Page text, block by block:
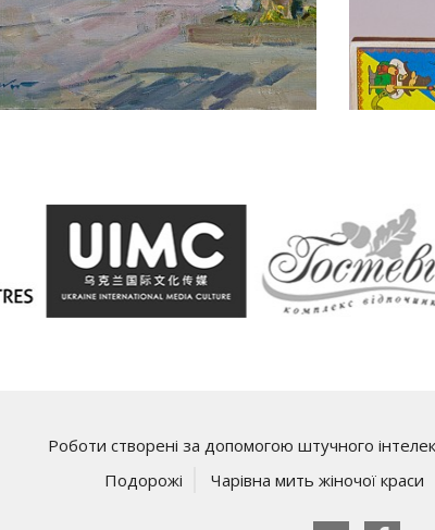
Роботи створені за допомогою штучного
Подорожі
Чарівна мить жіночої краси